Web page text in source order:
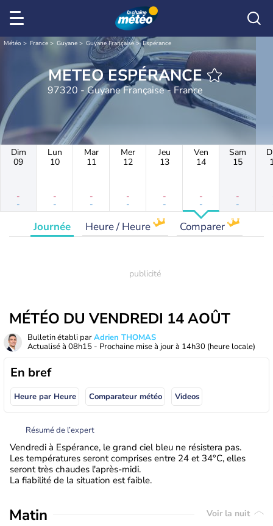
Météo France Guyane Guyane Française Espérance
METEO ESPÉRANCE
97320 - Guyane Française - France
Dim
09
-
-
Lun
10
-
-
Mar
11
-
-
Mer
12
-
-
Jeu
13
-
-
Ven
14
-
-
Sam
15
-
-
Journée Heure / Heure Comparer
MÉTÉO DU VENDREDI 14 AOÛT
Bulletin établi parAdrien THOMAS
Actualisé à 08h15 - Prochaine mise à jour à 14h30 (heure locale)
En bref
Heure par Heure Comparateur météo Videos
Résumé de l’expert
Vendredi à Espérance, le grand ciel bleu ne résistera pas.
Les températures seront comprises entre 24 et 34°C, elles
seront très chaudes l'après-midi.
La fiabilité de la situation est faible.
Matin Voir la nuit